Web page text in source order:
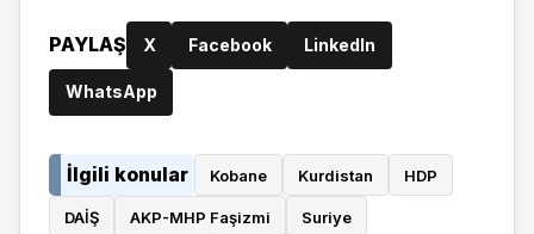
PAYLAŞ X Facebook LinkedIn
WhatsApp
İlgili konular Kobane Kurdistan HDP
DAİŞ AKP-MHP Faşizmi Suriye